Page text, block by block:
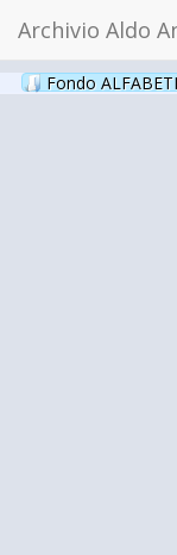
Archivio Aldo
Fondo